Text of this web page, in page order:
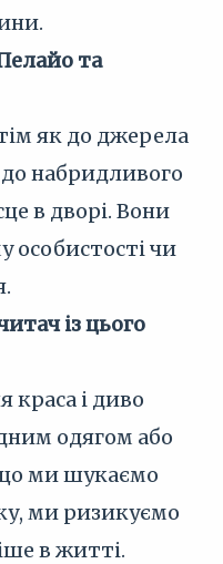
та
як до джерела
набридливого
в дворі. Вони
особистості чи
із цього
краса і диво
одягом або
ми шукаємо
ми ризикуємо
в житті.